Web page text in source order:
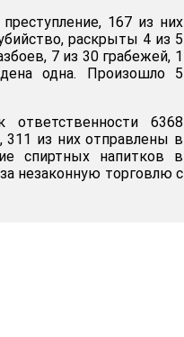
167 из них
раскрыты 4 из 5
7 из 30 грабежей, 1
одна. Произошло 5
ответственности 6368
311 из них отправлены в
спиртных напитков в
незаконную торговлю с